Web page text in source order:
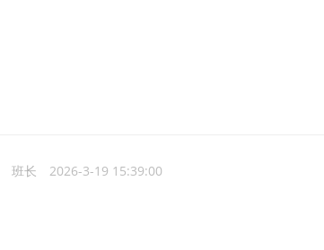
班长 2026-3-19 15:39:00